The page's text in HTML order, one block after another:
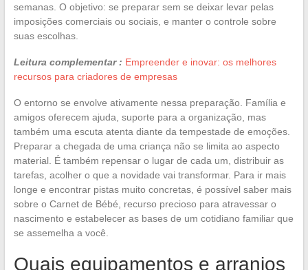
semanas. O objetivo: se preparar sem se deixar levar pelas
imposições comerciais ou sociais, e manter o controle sobre
suas escolhas.
Leitura complementar : Empreender e inovar: os melhores
recursos para criadores de empresas
O entorno se envolve ativamente nessa preparação. Família e
amigos oferecem ajuda, suporte para a organização, mas
também uma escuta atenta diante da tempestade de emoções.
Preparar a chegada de uma criança não se limita ao aspecto
material. É também repensar o lugar de cada um, distribuir as
tarefas, acolher o que a novidade vai transformar. Para ir mais
longe e encontrar pistas muito concretas, é possível saber mais
sobre o Carnet de Bébé, recurso precioso para atravessar o
nascimento e estabelecer as bases de um cotidiano familiar que
se assemelha a você.
Quais equipamentos e arranjos